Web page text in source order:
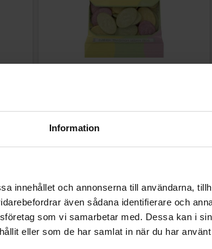
Information
innehållet och annonserna till användarna,
även sådana identifierare och
som vi samarbetar med. Dessa kan i
eller som de har samlat in när du har
Andra gillade